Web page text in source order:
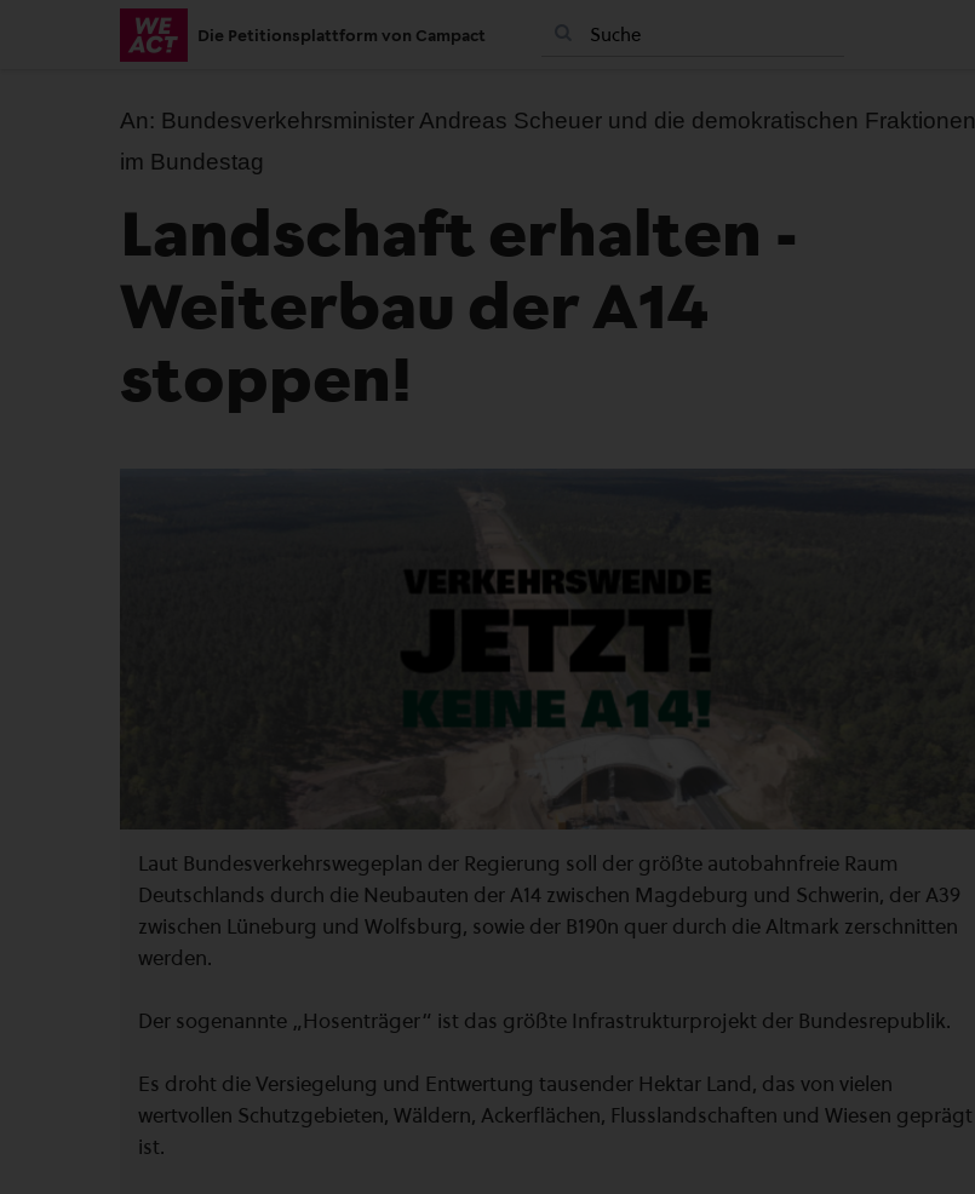
Die Petitionsplattform von Campact
An: Bundesverkehrsminister Andreas Scheuer und die demokratischen Fraktionen
im Bundestag
Landschaft erhalten -
Weiterbau der A14
stoppen!
Laut Bundesverkehrswegeplan der Regierung soll der größte autobahnfreie Raum
Deutschlands durch die Neubauten der A14 zwischen Magdeburg und Schwerin, der A39
zwischen Lüneburg und Wolfsburg, sowie der B190n quer durch die Altmark zerschnitten
werden.
Der sogenannte „Hosenträger“ ist das größte Infrastrukturprojekt der Bundesrepublik.
Es droht die Versiegelung und Entwertung tausender Hektar Land, das von vielen
wertvollen Schutzgebieten, Wäldern, Ackerflächen, Flusslandschaften und Wiesen geprägt
ist.